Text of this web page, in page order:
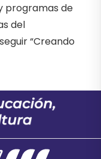
programas de
del
“Creando